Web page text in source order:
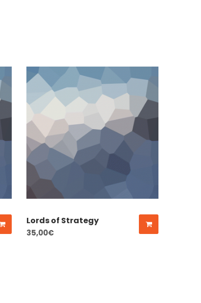
Lords of Strategy
35,00€